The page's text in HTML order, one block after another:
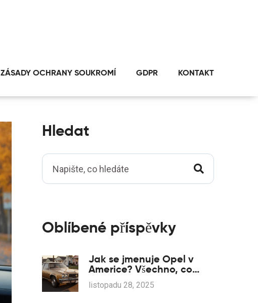
ZÁSADY OCHRANY SOUKROMÍ GDPR KONTAKT
Hledat
Oblíbené příspěvky
Jak se jmenuje Opel v
Americe? Všechno, co
potřebujete vědět o
značce v USA
listopadu 28, 2025